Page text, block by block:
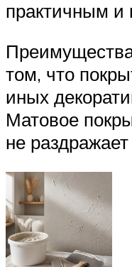
практичным
том, что
иных
Матовое
не